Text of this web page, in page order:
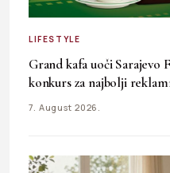
LIFESTYLE
Grand kafa uoči Sarajevo
konkurs za najbolji
7. August 2026.